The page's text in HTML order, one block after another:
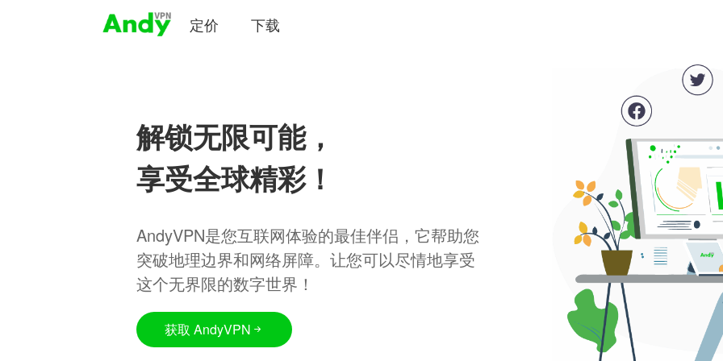
定价 下载
解锁无限可能，
享受全球精彩！
AndyVPN是您互联网体验的最佳伴侣，它帮助您
突破地理边界和网络屏障。让您可以尽情地享受
这个无界限的数字世界！
获取 AndyVPN